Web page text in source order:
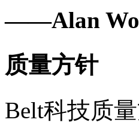
——Alan
质量方针
Belt科技质